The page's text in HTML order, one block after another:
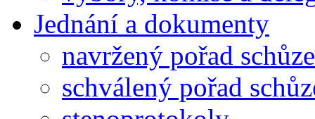
Jednání a dokumenty
navržený pořad schůze
schválený pořad